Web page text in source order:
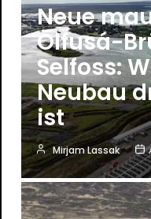
Neue
Ölfusá-
Selfoss:
Neubau
ist
Mirjam Lassak